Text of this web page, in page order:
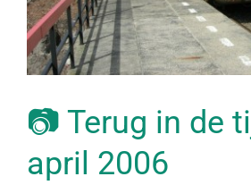
📷 Terug in de
april 2006